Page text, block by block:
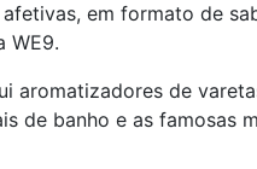
em formato de
WE9.
aromatizadores de
de banho e as